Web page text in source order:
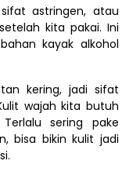
astringen, atau
kita pakai. Ini
kayak alkohol
kering, jadi sifat
wajah kita butuh
sering pake
bisa bikin kulit jadi